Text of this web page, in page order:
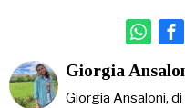
Giorgia
Giorgia Ansaloni,